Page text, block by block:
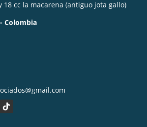
18 cc la macarena (antiguo jota gallo)
Colombia